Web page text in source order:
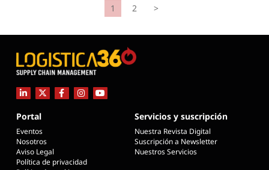
1 2 >
Portal
Eventos
Nosotros
Aviso Legal
Política de privacidad
Servicios y suscripción
Nuestra Revista Digital
Suscripción a Newsletter
Nuestros Servicios